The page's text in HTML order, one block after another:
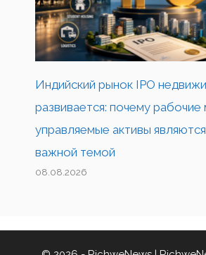
Индийский рынок IPO
развивается: почему рабочие
управляемые активы
важной темой
08.08.2026